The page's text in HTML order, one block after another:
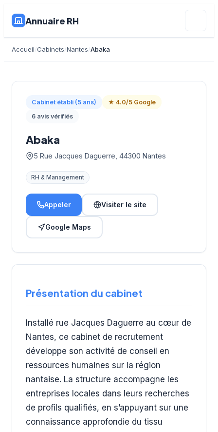
Annuaire RH
Accueil Cabinets Nantes Abaka
Cabinet établi (5 ans)
★ 4.0/5 Google
6 avis vérifiés
Abaka
5 Rue Jacques Daguerre, 44300 Nantes
RH & Management
Appeler Visiter le site
Google Maps
Présentation du cabinet
Installé rue Jacques Daguerre au cœur de
Nantes, ce cabinet de recrutement
développe son activité de conseil en
ressources humaines sur la région
nantaise. La structure accompagne les
entreprises locales dans leurs recherches
de profils qualifiés, en s’appuyant sur une
connaissance approfondie du tissu